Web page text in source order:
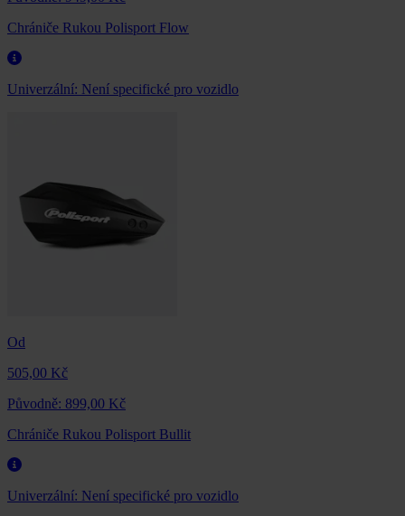
Chrániče Rukou Polisport Flow
Univerzální: Není specifické pro vozidlo
Od
505,00 Kč
Původně: 899,00 Kč
Chrániče Rukou Polisport Bullit
Univerzální: Není specifické pro vozidlo